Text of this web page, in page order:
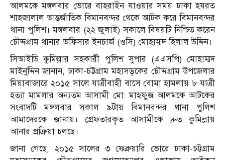
আলমকে মঙ্গলবার ভোরে বাহরাইন যাওয়ার সময় ঢাকা হযরত
শাহজালাল আন্তর্জাতিক বিমানবন্দর থেকে আটক করে বিমানবন্দর
থানা পুলিশ। মঙ্গলবার (২২ জুলাই) সকালে বিষয়টি নিশ্চিত করেন
চৌদ্দগ্রাম থানার অফিসার ইনচার্জ (ওসি) মোহাম্মদ হিলাল উদ্দিন।
সিআইডি কুমিল্লার সহকারী পুলিশ সুপার (এএসপি) মোহাম্মদ
মাইনুদ্দিন জানান, ঢাকা-চট্টগ্রাম মহাসড়কের চৌদ্দগ্রাম উপজেলার
মিয়াবাজারে ২০১৫ সালে যাত্রীবাহী বাসে বোমা হামলায় ৮ যাত্রী
হত্যা মামলার অন্যতম আসামী মো: মাহফুজ আলমকে আটকের
সংবাদটি মঙ্গলবার সকাল ৯টায় বিমানবন্দর থানা পুলিশ
আমাদেরকে জানায়। গ্রেফতারকৃত আসামীকে দ্রুত কুমিল্লায়
আনার প্রক্রিয়া চলছে।
জানা গেছে, ২০১৫ সালের ৩ ফেব্রুয়ারি ভোরে ঢাকা-চট্টগ্রাম